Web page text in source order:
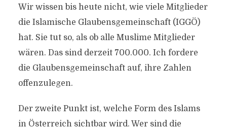
Wir wissen bis heute nicht, wie viele Mitglieder
die Islamische Glaubensgemeinschaft (IGGÖ)
hat. Sie tut so, als ob alle Muslime Mitglieder
wären. Das sind derzeit 700.000. Ich fordere
die Glaubensgemeinschaft auf, ihre Zahlen
offenzulegen.
Der zweite Punkt ist, welche Form des Islams
in Österreich sichtbar wird. Wer sind die